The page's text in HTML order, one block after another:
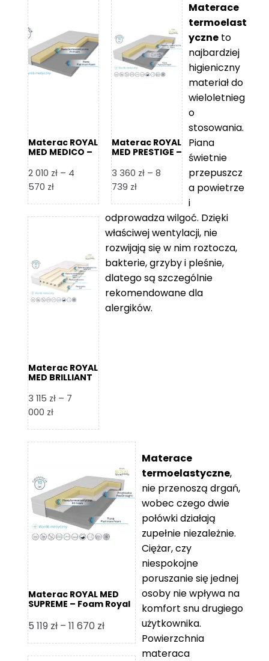
do
8
865 zł
Materac ROYAL
MED MEDICO –
2 010 zł – 4
570 złZakres
od
4
570 zł
Materac ROYAL
MED PRESTIGE –
3 360 zł – 8
739 złZakres
od
3
360 zł
do
8
739 zł
Materac ROYAL
MED BRILLIANT
3 115 zł – 7
000 złZakres
od
7
000 zł
Materace
termoelast
yczne to
najbardziej
higieniczny
materiał do
wieloletnieg
o
stosowania.
Piana
świetnie
przepuszcz
a powietrze
i
odprowadza wilgoć. Dzięki
właściwej wentylacji, nie
rozwijają się w nim roztocza,
bakterie, grzyby i pleśnie,
dlatego są szczególnie
rekomendowane dla
alergików.
Materac ROYAL MED
SUPREME – Foam Royal
5 119 zł – 11 670 złZakres
cen:
od
Materace
termoelastyczne,
nie przenoszą drgań,
wobec czego dwie
połówki działają
zupełnie niezależnie.
Ciężar, czy
niespokojne
poruszanie się jednej
osoby nie wpływa na
komfort snu drugiego
użytkownika.
Powierzchnia
materaca